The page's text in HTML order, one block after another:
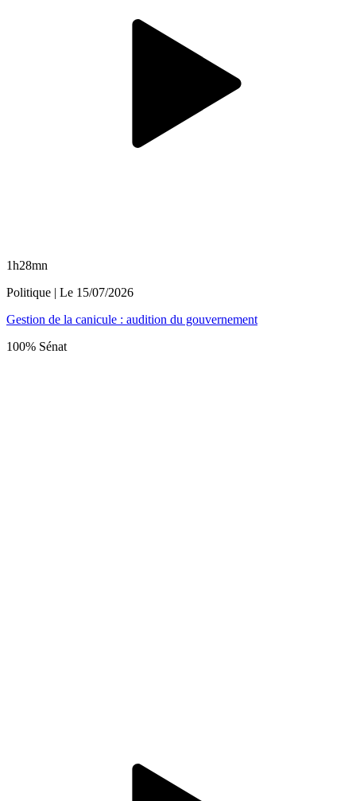
1h28mn
Politique | Le 15/07/2026
Gestion de la canicule : audition du gouvernement
100% Sénat